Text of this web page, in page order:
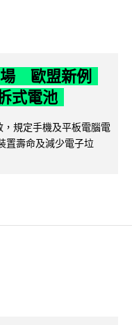
場 歐盟新例
式電池
規定手機及平板電腦電
置壽命及減少電子垃